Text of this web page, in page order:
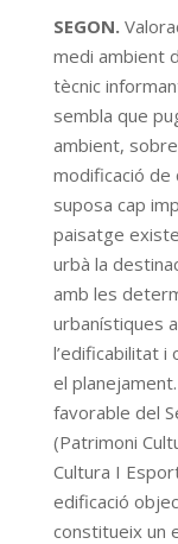
SEGON.
medi ambient
tècnic
sembla que
ambient,
modificació de
suposa cap
paisatge
urbà la
amb les
urbanístiques
l’edificabilitat i
el
favorable del
(Patrimoni
Cultura I
edificació
constitueix un